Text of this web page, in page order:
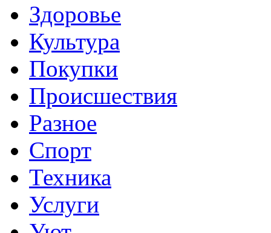
Здоровье
Культура
Покупки
Происшествия
Разное
Спорт
Техника
Услуги